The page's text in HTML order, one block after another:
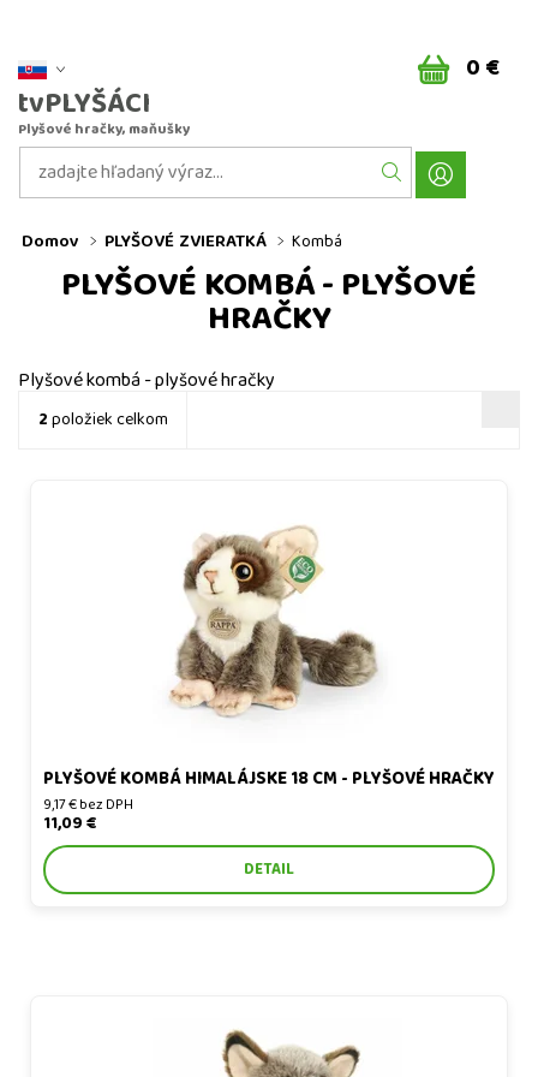
tvPLYŠÁCI
Plyšové hračky, maňušky
0 €
Domov PLYŠOVÉ ZVIERATKÁ Kombá
PLYŠOVÉ KOMBÁ - PLYŠOVÉ
HRAČKY
Plyšové kombá - plyšové hračky
2položiek celkom
Plyšové kombá himalájske 18 cm - plyšové hračky
PLYŠOVÉ KOMBÁ HIMALÁJSKE 18 CM - PLYŠOVÉ HRAČKY
9,17 € bez DPH
11,09 €
DETAIL
Plyšové kombá himalájske 18 cm - plyšové hračky